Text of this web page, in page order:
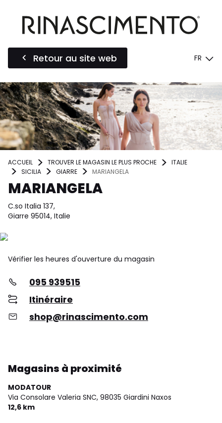
Retour au site web FR
ACCUEIL TROUVER LE MAGASIN LE PLUS PROCHE
ITALIE
SICILIA
GIARRE MARIANGELA
MARIANGELA
C.so Italia 137,
Giarre 95014, Italie
Vérifier les heures d'ouverture du magasin
095 939515
Itinéraire
shop@rinascimento.com
Magasins à proximité
MODATOUR
Via Consolare Valeria SNC, 98035 Giardini Naxos
12,6 km